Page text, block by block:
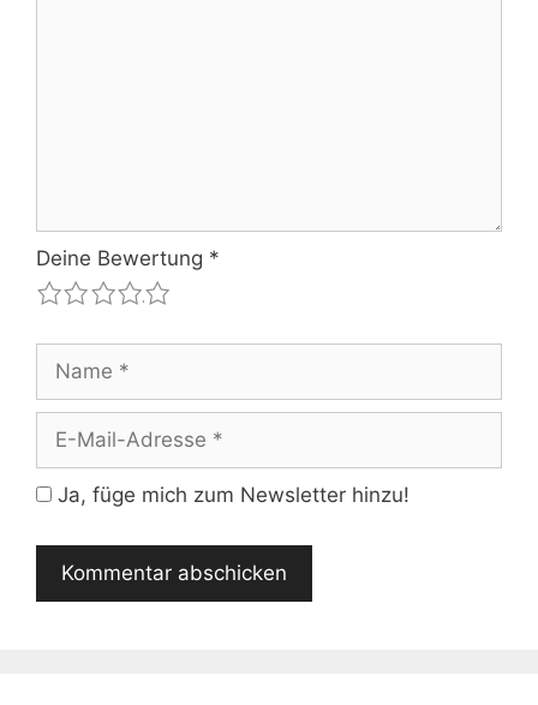
Deine Bewertung *
4
3
2
1
Name
Adresse
Ja, füge mich zum Newsletter hinzu!